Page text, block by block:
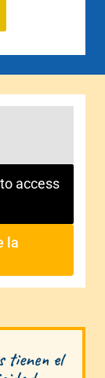
access
la
tienen el